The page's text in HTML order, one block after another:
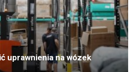
uprawnienia na wózek